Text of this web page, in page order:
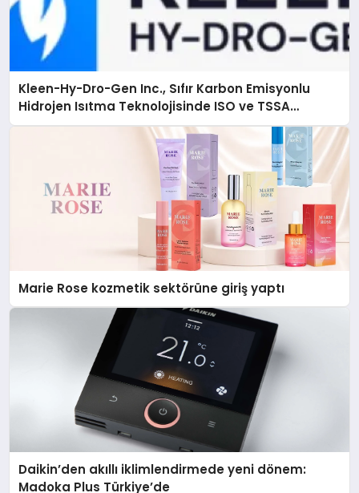
Kleen-Hy-Dro-Gen Inc., Sıfır Karbon Emisyonlu
Hidrojen Isıtma Teknolojisinde ISO ve TSSA
Düzenleyici Onaylarını Aldı
Marie Rose kozmetik sektörüne giriş yaptı
Daikin’den akıllı iklimlendirmede yeni dönem:
Madoka Plus Türkiye’de